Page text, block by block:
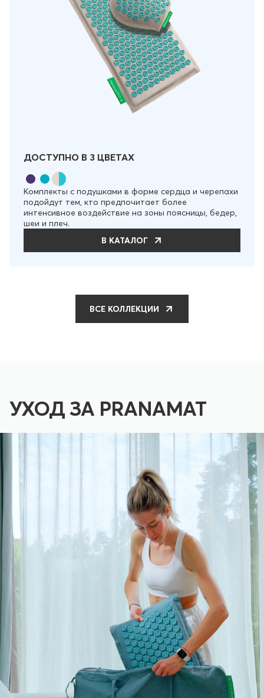
ДОСТУПНО В 3 ЦВЕТАХ
Комплекты с подушками в форме сердца и черепахи
подойдут тем, кто предпочитает более
интенсивное воздействие на зоны поясницы, бедер,
шеи и плеч.
В КАТАЛОГ
ВСЕ КОЛЛЕКЦИИ
УХОД ЗА PRANAMAT